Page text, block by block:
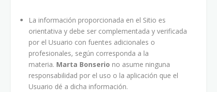
La información proporcionada en el Sitio es
orientativa y debe ser complementada y verificada
por el Usuario con fuentes adicionales o
profesionales, según corresponda a la
materia. Marta Bonserio no asume ninguna
responsabilidad por el uso o la aplicación que el
Usuario dé a dicha información.